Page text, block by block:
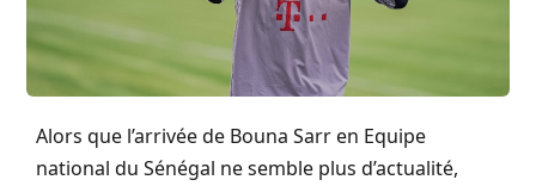
Alors que l’arrivée de Bouna Sarr en Equipe
national du Sénégal ne semble plus d’actualité,